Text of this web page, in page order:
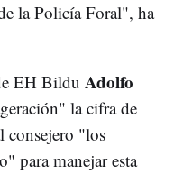
la Policía Foral", ha
EH Bildu Adolfo
la cifra de
consejero "los
para manejar esta